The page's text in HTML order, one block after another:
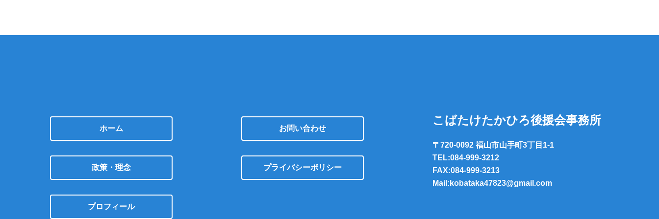
ホーム
政策・理念
プロフィール
お問い合わせ
プライバシーポリシー
こばたけたかひろ後援会事務所
〒720-0092 福山市山手町3丁目1-1
TEL:084-999-3212
FAX:084-999-3213
Mail:kobataka47823@gmail.com